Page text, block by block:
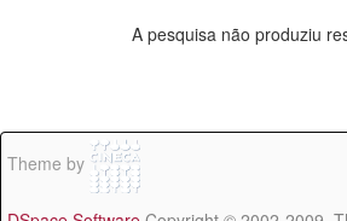
A pesquisa não produziu
Theme by